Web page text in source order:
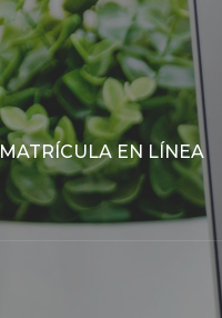
MATRÍCULA EN LÍNEA